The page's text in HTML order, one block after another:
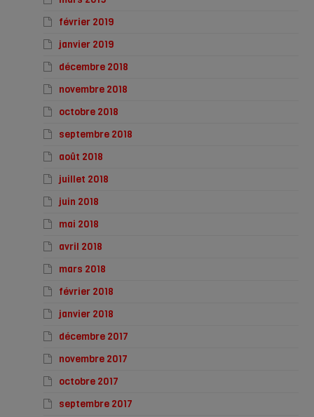
février 2019
janvier 2019
décembre 2018
novembre 2018
octobre 2018
septembre 2018
août 2018
juillet 2018
juin 2018
mai 2018
avril 2018
mars 2018
février 2018
janvier 2018
décembre 2017
novembre 2017
octobre 2017
septembre 2017